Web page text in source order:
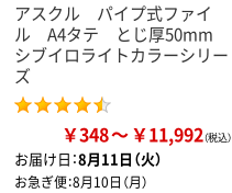
アスクル パイプ式ファイ
ル A4タテ とじ厚50mm
シブイロライトカラーシリー
ズ
￥348 ￥11,992
お届け日：8月11日（火）
お急ぎ便：8月10日（月）